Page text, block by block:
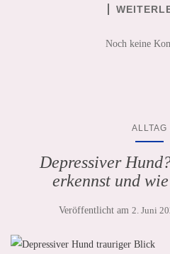
Noch keine
ALLTAG
Depressiver
erkennst und
Veröffentlicht am 2. Juni